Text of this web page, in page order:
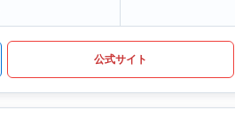
公式サイト